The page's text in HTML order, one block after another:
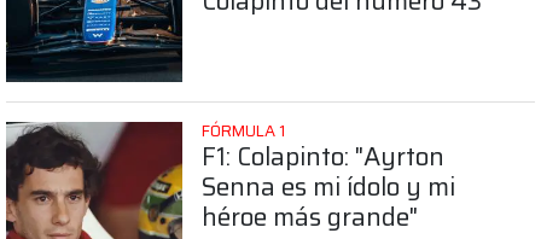
FÓRMULA 1
F1: Colapinto: "Ayrton
Senna es mi ídolo y mi
héroe más grande"